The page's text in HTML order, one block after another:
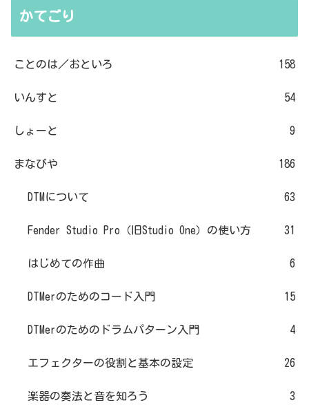
かてごり
ことのは／おといろ 158
いんすと 54
しょーと 9
まなびや 186
DTMについて 63
Fender Studio Pro（旧Studio One）の使い方 31
はじめての作曲 6
DTMerのためのコード入門 15
DTMerのためのドラムパターン入門 4
エフェクターの役割と基本の設定 26
楽器の奏法と音を知ろう 3